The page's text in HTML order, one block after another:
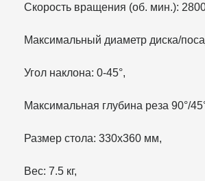
Скорость вращения (об. мин.):
Максимальный диаметр диска/
Угол наклона: 0-45°,
Максимальная глубина реза 90°/
Размер стола: 330х360 мм,
Вес: 7.5 кг,